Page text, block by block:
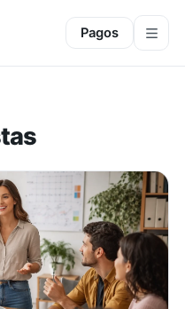
Pagos